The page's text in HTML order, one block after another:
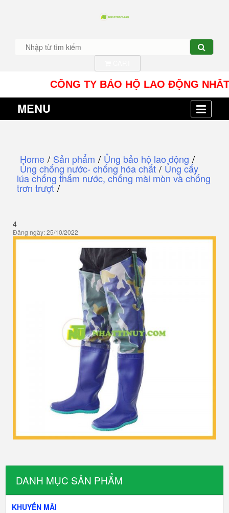
CÔNG TY BẢO HỘ LAO ĐỘNG
MENU
DANH MỤC SẢN PHẨM
KHUYẾN MÃI
Home / Sản phẩm / Ủng bảo hộ lao động /
Ủng chống nước- chống hóa chất / Ủng cấy
lúa chống thấm nước, chống mài mòn và chống
trơn trượt /
4
Đăng ngày: 25/10/2022